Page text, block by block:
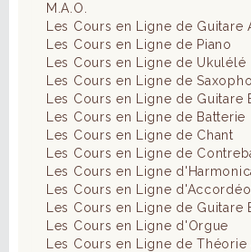
M.A.O.
Les Cours en Ligne de Guitare
Les Cours en Ligne de Piano
Les Cours en Ligne de Ukulélé
Les Cours en Ligne de
Les Cours en Ligne de Guitare
Les Cours en Ligne de Batterie
Les Cours en Ligne de Chant
Les Cours en Ligne de
Les Cours en Ligne
Les Cours en Ligne
Les Cours en Ligne de Guitare
Les Cours en Ligne d'Orgue
Les Cours en Ligne de